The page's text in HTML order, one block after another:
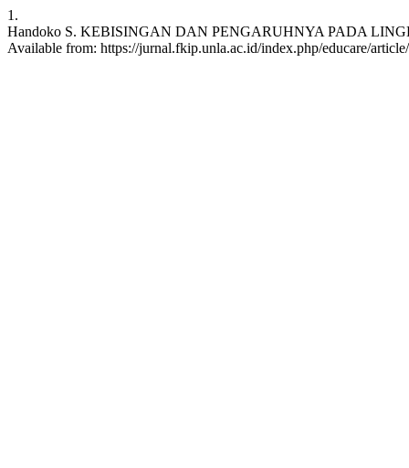
1.
Handoko S. KEBISINGAN DAN PENGARUHNYA PADA
Available from: https://jurnal.fkip.unla.ac.id/index.php/educare/